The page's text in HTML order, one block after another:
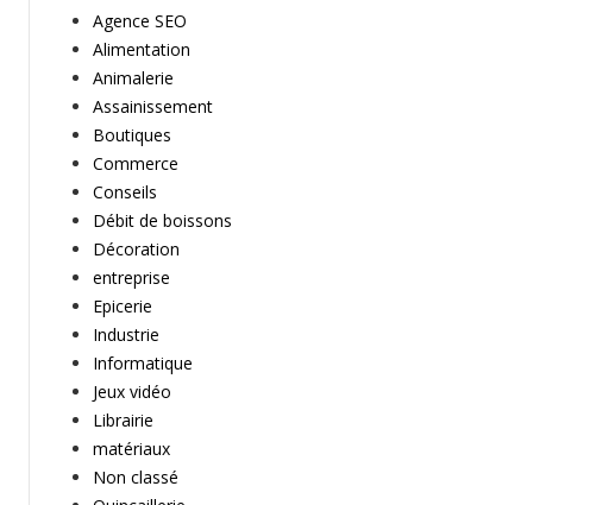
Agence SEO
Alimentation
Animalerie
Assainissement
Boutiques
Commerce
Conseils
Débit de boissons
Décoration
entreprise
Epicerie
Industrie
Informatique
Jeux vidéo
Librairie
matériaux
Non classé